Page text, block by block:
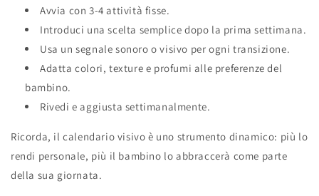
Avvia con 3‑4 attività fisse.
Introduci una scelta semplice dopo la prima settimana.
Usa un segnale sonoro o visivo per ogni transizione.
Adatta colori, texture e profumi alle preferenze del
bambino.
Rivedi e aggiusta settimanalmente.
Ricorda, il calendario visivo è uno strumento dinamico: più lo
rendi personale, più il bambino lo abbraccerà come parte
della sua giornata.